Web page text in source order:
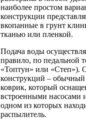
наиболее простом
конструкции
вкопанные в грунт
тканью или пленкой.
Подача воды
правило, по педальной
«Топтун» или «Степ»).
конструкций –
коврик, который
встроенными насосами
одном из которых
распылитель.